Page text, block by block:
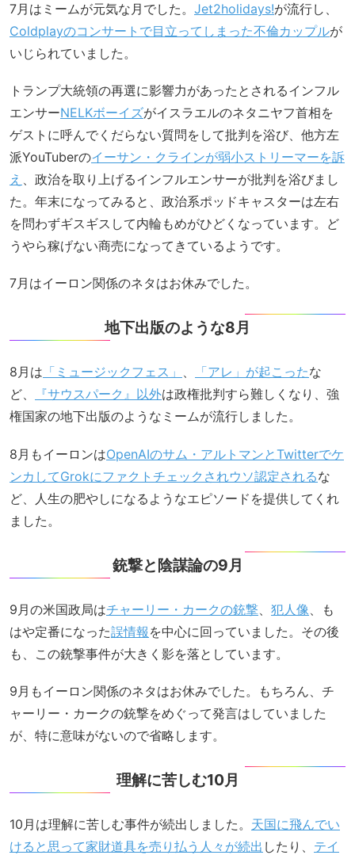
7月はミームが元気な月でした。 Jet2holidays!が流行し、
Coldplayのコンサートで目立ってしまった不倫カップルが
いじられていました。
トランプ大統領の再選に影響力があったとされるインフル
エンサーNELKボーイズがイスラエルのネタニヤフ首相を
ゲストに呼んでくだらない質問をして批判を浴び、他方左
派YouTuberのイーサン・クラインが弱小ストリーマーを訴
え 、政治を取り上げるインフルエンサーが批判を浴びまし
た。年末になってみると、政治系ポッドキャスターは左右
を問わずギスギスして内輪もめがひどくなっています。ど
うやら稼げない商売になってきているようです。
7月はイーロン関係のネタはお休みでした。
地下出版のような8月
8月は 「ミュージックフェス」 、 「アレ」が起こったな
ど、
『サウスパーク』以外は政権批判すら難しくなり、強
権国家の地下出版のようなミームが流行しました。
8月もイーロンはOpenAIのサム・アルトマンとTwitterでケ
ンカしてGrokにファクトチェックされウソ認定されるな
ど、人生の肥やしになるようなエピソードを提供してくれ
ました。
銃撃と陰謀論の9月
9月の米国政局はチャーリー・カークの銃撃 犯人像 、も
はや定番になった誤情報 を中心に回っていました。その後
も、この銃撃事件が大きく影を落としています。
9月もイーロン関係のネタはお休みでした。もちろん、チ
ャーリー・カークの銃撃をめぐって発言はしていました
が、特に意味がないので省略します。
理解に苦しむ10月
10月は理解に苦しむ事件が続出しました。 天国に飛んでい
けると思って家財道具を売り払う人々が続出 したり、 テイ